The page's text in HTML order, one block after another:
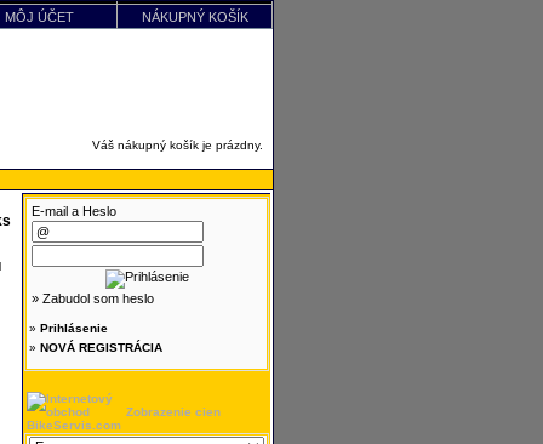
MÔJ ÚČET NÁKUPNÝ KOŠÍK
Váš nákupný košík je prázdny.
E-mail a Heslo
» Zabudol som heslo
» Prihlásenie
» NOVÁ REGISTRÁCIA
Zobrazenie cien